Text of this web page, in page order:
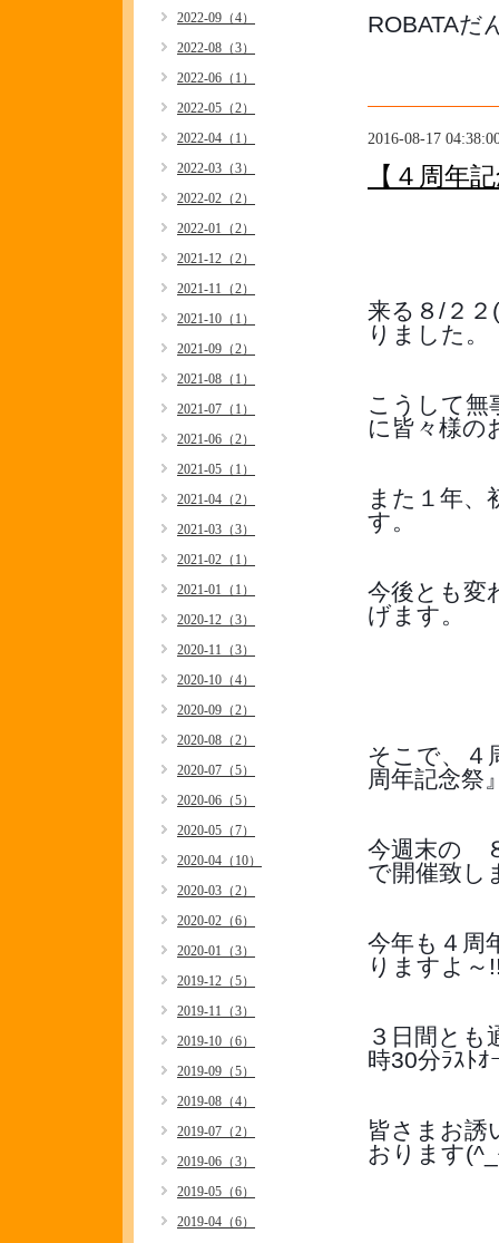
ROBATAだ
2016-08-17
【４周年
来る８/２
りました。
こうして無
に皆々様の
また１年、
す。
今後とも変
げます。
そこで、４
周年記念祭
今週末の　
で開催致し
今年も４周
りますよ～
３日間とも
時30分ﾗｽﾄ
皆さまお誘
おります
2022-09（4）
2022-08（3）
2022-06（1）
2022-05（2）
2022-04（1）
2022-03（3）
2022-02（2）
2022-01（2）
2021-12（2）
2021-11（2）
2021-10（1）
2021-09（2）
2021-08（1）
2021-07（1）
2021-06（2）
2021-05（1）
2021-04（2）
2021-03（3）
2021-02（1）
2021-01（1）
2020-12（3）
2020-11（3）
2020-10（4）
2020-09（2）
2020-08（2）
2020-07（5）
2020-06（5）
2020-05（7）
2020-04（10）
2020-03（2）
2020-02（6）
2020-01（3）
2019-12（5）
2019-11（3）
2019-10（6）
2019-09（5）
2019-08（4）
2019-07（2）
2019-06（3）
2019-05（6）
2019-04（6）